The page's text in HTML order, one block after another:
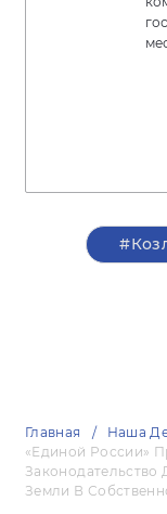
Главная Наша
«Единой России»
Земли В